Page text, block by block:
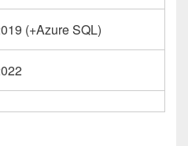
(+Azure SQL)